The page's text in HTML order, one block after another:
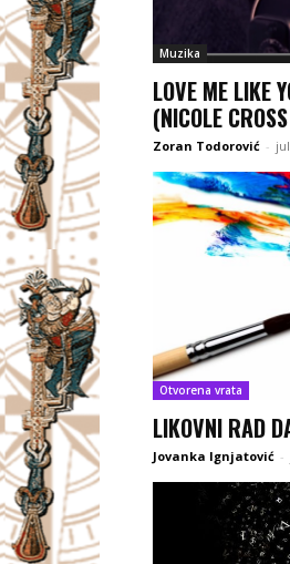
Muzika
LOVE ME LIKE
(NICOLE
Zoran Todorović -
Otvorena vrata
LIKOVNI RAD
Jovanka Ignjatović -